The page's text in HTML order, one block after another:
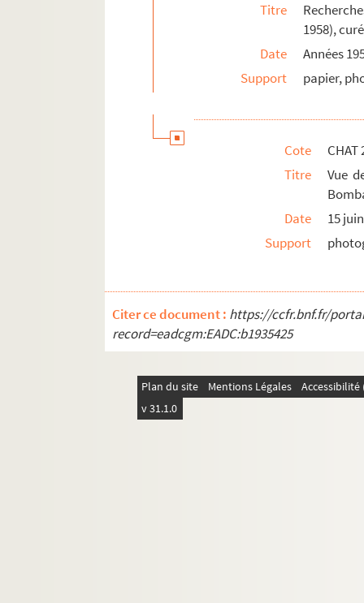
Titre
1958),
Date
Années
Support
papier,
Cote
CHAT
Titre
Vue
Date
15
Support
Citer ce document : https://ccfr.bnf.fr/
record=eadcgm:EADC:b1935425
Plan du site Mentions Légales
v 31.1.0